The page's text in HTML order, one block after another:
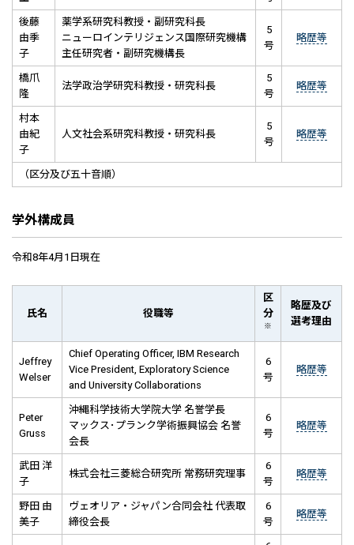
後藤
由季
子
薬学系研究科教授・副研究科長
ニューロインテリジェンス国際研究機構
主任研究者・副研究機構長
5
号
略歴等
橋爪
隆
法学政治学研究科教授・研究科長
5
号
略歴等
村本
由紀
子
人文社会系研究科教授・研究科長
5
号
略歴等
（区分及び五十音順）
学外構成員
令和8年4月1日現在
氏名 役職等
区
分
※
略歴及び
選考理由
Jeffrey
Welser
Chief Operating Officer, IBM Research
Vice President, Exploratory Science
and University Collaborations
6
号
略歴等
Peter
Gruss
沖縄科学技術大学院大学 名誉学長
マックス･プランク学術振興協会 名誉
会長
6
号
略歴等
武田 洋
子
株式会社三菱総合研究所 常務研究理事
6
号
略歴等
野田 由
美子
ヴェオリア・ジャパン合同会社 代表取
締役会長
6
号
略歴等